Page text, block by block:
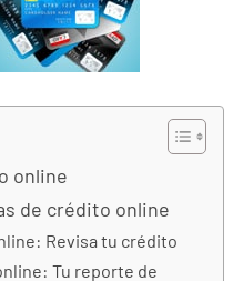
online
de crédito online
Revisa tu crédito
Tu reporte de